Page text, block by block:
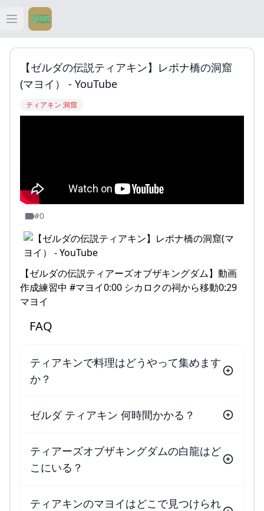
Open main menu
ティアキン
ティアキン 祠
【ゼルダの伝説ティアキン】レポナ橋の洞窟
(マヨイ） - YouTube
ティアキン 洞窟
#0
【ゼルダの伝説ティアーズオブザキングダム】動画
作成練習中 #マヨイ0:00 シカロクの祠から移動0:29
マヨイ
FAQ
ティアキンで料理はどうやって集めます
か？
ゼルダ ティアキン 何時間かかる？
ティアーズオブザキングダムの白龍はど
こにいる？
ティアキンのマヨイはどこで見つけられ